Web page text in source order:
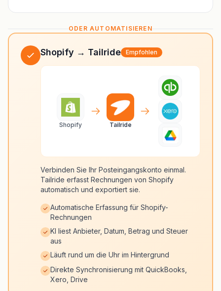
ODER AUTOMATISIEREN
Shopify → Tailride Empfohlen
Shopify Tailride
Verbinden Sie Ihr Posteingangskonto einmal.
Tailride erfasst Rechnungen von Shopify
automatisch und exportiert sie.
Automatische Erfassung für Shopify-
Rechnungen
KI liest Anbieter, Datum, Betrag und Steuer
aus
Läuft rund um die Uhr im Hintergrund
Direkte Synchronisierung mit QuickBooks,
Xero, Drive